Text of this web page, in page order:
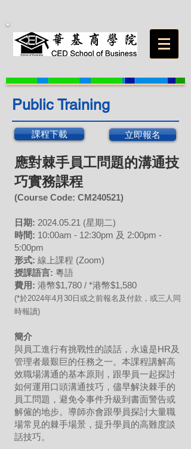
Public Training
課程下載 立即報名
應對棘手員工問題的溝通技
巧實務課程
(Course Code: CM240521)
日期: 2024.05.21 (星期二)
時間: 10:00am - 12:30pm 及 2:00pm -
5:00pm
形式: 線上課程 (Zoom)
授課語言: 粵語
費用: 港幣$1,780 / *港幣$1,580
(*於2024年4月30日或之前報名及付款，或三人同
時報讀)
簡介
與員工進行有挑戰性的談話，永遠是HR及
管理者最艱巨的任務之一。本課程講解高
效職場溝通的基本原則，跟學員一起探討
如何運用口頭溝通技巧，儘早解決棘手的
員工問題，避免令事件升級到書面警告或
解僱的地步。導師亦會跟學員探討大量職
場常見的棘手場景，提升學員的高難度談
話技巧。